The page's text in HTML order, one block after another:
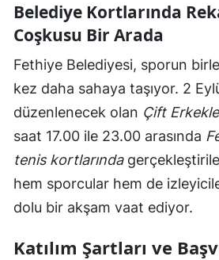
Belediye Kortlarında
Coşkusu Bir Arada
Fethiye Belediyesi, sporun
kez daha sahaya taşıyor. 2
düzenlenecek olan Çift
saat 17.00 ile 23.00 arasında
tenis kortlarında
hem sporcular hem de
dolu bir akşam vaat ediyor.
Katılım Şartları ve